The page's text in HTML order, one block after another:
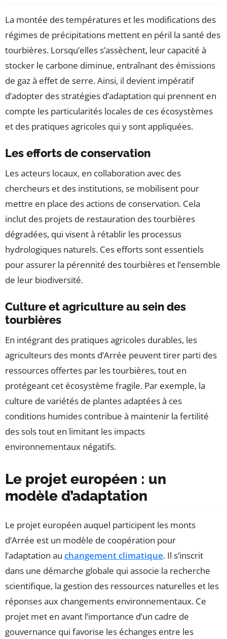
La montée des températures et les modifications des
régimes de précipitations mettent en péril la santé des
tourbières. Lorsqu’elles s’assèchent, leur capacité à
stocker le carbone diminue, entraînant des émissions
de gaz à effet de serre. Ainsi, il devient impératif
d’adopter des stratégies d’adaptation qui prennent en
compte les particularités locales de ces écosystèmes
et des pratiques agricoles qui y sont appliquées.
Les efforts de conservation
Les acteurs locaux, en collaboration avec des
chercheurs et des institutions, se mobilisent pour
mettre en place des actions de conservation. Cela
inclut des projets de restauration des tourbières
dégradées, qui visent à rétablir les processus
hydrologiques naturels. Ces efforts sont essentiels
pour assurer la pérennité des tourbières et l’ensemble
de leur biodiversité.
Culture et agriculture au sein des
tourbières
En intégrant des pratiques agricoles durables, les
agriculteurs des monts d’Arrée peuvent tirer parti des
ressources offertes par les tourbières, tout en
protégeant cet écosystème fragile. Par exemple, la
culture de variétés de plantes adaptées à ces
conditions humides contribue à maintenir la fertilité
des sols tout en limitant les impacts
environnementaux négatifs.
Le projet européen : un
modèle d’adaptation
Le projet européen auquel participent les monts
d’Arrée est un modèle de coopération pour
l’adaptation au changement climatique. Il s’inscrit
dans une démarche globale qui associe la recherche
scientifique, la gestion des ressources naturelles et les
réponses aux changements environnementaux. Ce
projet met en avant l’importance d’un cadre de
gouvernance qui favorise les échanges entre les